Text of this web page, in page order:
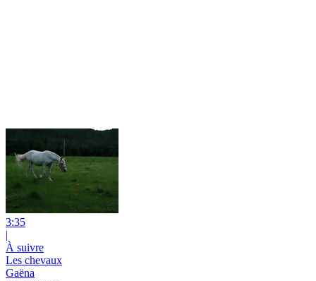
3:35
|
À suivre
Les chevaux
Gaëna